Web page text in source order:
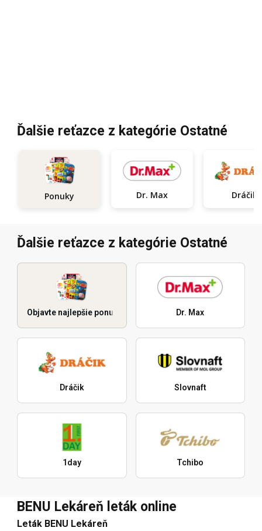
Ďalšie reťazce z kategórie Ostatné
Ponuky Dr. Max Dráčik
Ďalšie reťazce z kategórie Ostatné
Objavte najlepšie ponuky Dr. Max
Dráčik Slovnaft
1day Tchibo
BENU Lekáreň leták online
Leták BENU Lekáreň